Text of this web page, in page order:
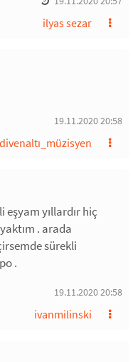
ilyas sezar
19.11.2020 20:58
yıllardır hiç
. arada
sürekli
.
19.11.2020 20:58
ivanmilinski